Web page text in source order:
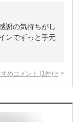
謝の気持ちがし
ンでずっと手元
めコメント (1 件) >